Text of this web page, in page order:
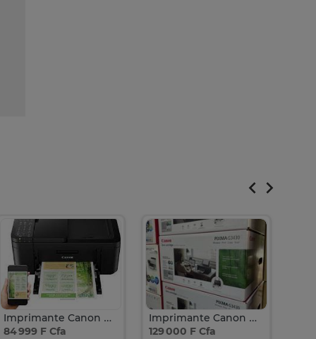
Imprimante Canon Pixma TR-4640
84 999 F Cfa
Imprimante Canon PIXMA G3430 multifonction à réservoirs
129 000 F Cfa